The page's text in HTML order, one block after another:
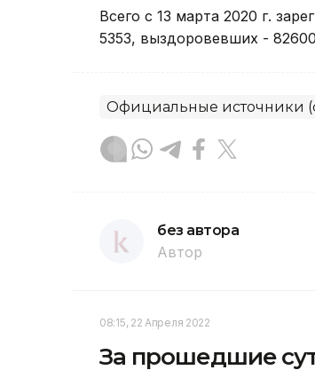
Всего с 13 марта 2020 г.
5353, выздоровевших -
Официальные источники
без автора
Автор
08:15, 22 Апреля 2022
За прошедшие